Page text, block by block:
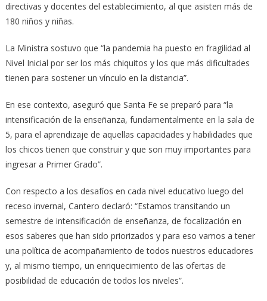
directivas y docentes del establecimiento, al que asisten más de
180 niños y niñas.
La Ministra sostuvo que “la pandemia ha puesto en fragilidad al
Nivel Inicial por ser los más chiquitos y los que más dificultades
tienen para sostener un vínculo en la distancia”.
En ese contexto, aseguró que Santa Fe se preparó para “la
intensificación de la enseñanza, fundamentalmente en la sala de
5, para el aprendizaje de aquellas capacidades y habilidades que
los chicos tienen que construir y que son muy importantes para
ingresar a Primer Grado”.
Con respecto a los desafíos en cada nivel educativo luego del
receso invernal, Cantero declaró: “Estamos transitando un
semestre de intensificación de enseñanza, de focalización en
esos saberes que han sido priorizados y para eso vamos a tener
una política de acompañamiento de todos nuestros educadores
y, al mismo tiempo, un enriquecimiento de las ofertas de
posibilidad de educación de todos los niveles”.